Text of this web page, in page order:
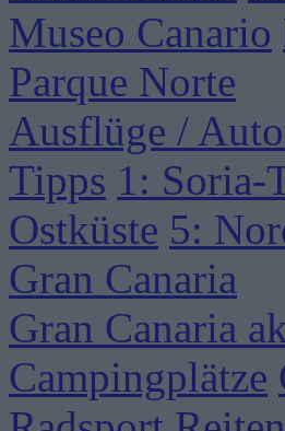
Museo Canario
Parque Norte
Ausflüge /
Tipps 1: Soria-
Ostküste 5:
Gran Canaria
Gran Canaria
Campingplätze